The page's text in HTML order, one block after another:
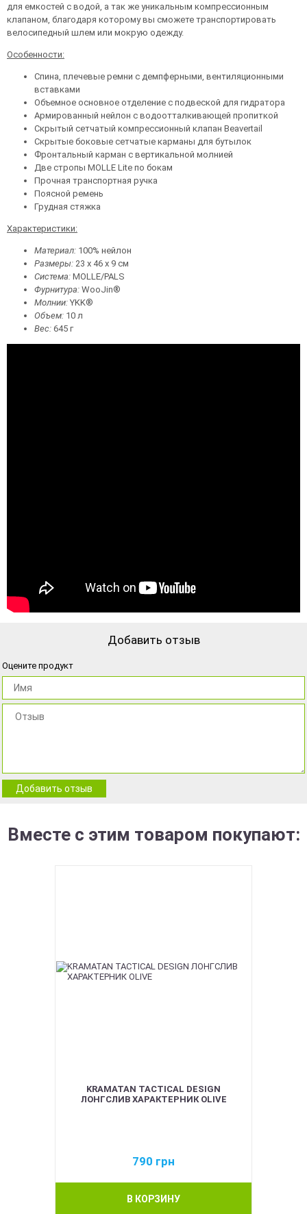
для емкостей с водой, а так же уникальным компрессионным
клапаном, благодаря которому вы сможете транспортировать
велосипедный шлем или мокрую одежду.
Особенности:
Спина, плечевые ремни с демпферными, вентиляционными
вставками
Объемное основное отделение с подвеской для гидратора
Армированный нейлон с водоотталкивающей пропиткой
Скрытый сетчатый компрессионный клапан Beavertail
Скрытые боковые сетчатые карманы для бутылок
Фронтальный карман с вертикальной молнией
Две стропы MOLLE Lite по бокам
Прочная транспортная ручка
Поясной ремень
Грудная стяжка
Характеристики:
Материал: 100% нейлон
Размеры: 23 х 46 х 9 см
Система: MOLLE/PALS
Фурнитура: WooJin®
Молнии: YKK®
Объем: 10 л
Вес: 645 г
Добавить отзыв
Оцените продукт
Добавить отзыв
Вместе с этим товаром покупают:
KRAMATAN TACTICAL DESIGN
ЛОНГСЛИВ ХАРАКТЕРНИК OLIVE
790 грн
В КОРЗИНУ